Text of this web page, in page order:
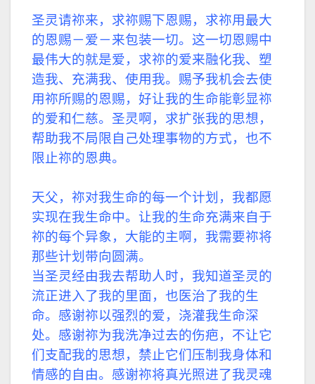
圣灵请祢来，求祢赐下恩赐，求祢用最大
的恩赐－爱－来包装一切。这一切恩赐中
最伟大的就是爱，求祢的爱来融化我、塑
造我、充满我、使用我。赐予我机会去使
用祢所赐的恩赐，好让我的生命能彰显祢
的爱和仁慈。圣灵啊，求扩张我的思想，
帮助我不局限自己处理事物的方式，也不
限止祢的恩典。
天父，祢对我生命的每一个计划，我都愿
实现在我生命中。让我的生命充满来自于
祢的每个异象，大能的主啊，我需要祢将
那些计划带向圆满。
当圣灵经由我去帮助人时，我知道圣灵的
流正进入了我的里面，也医治了我的生
命。感谢祢以强烈的爱，浇灌我生命深
处。感谢祢为我洗净过去的伤疤，不让它
们支配我的思想，禁止它们压制我身体和
情感的自由。感谢祢将真光照进了我灵魂